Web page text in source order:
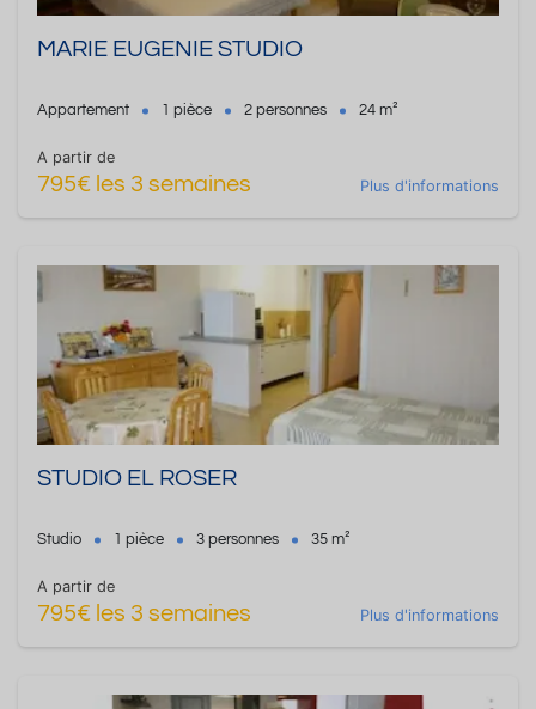
MARIE EUGENIE STUDIO
Appartement 1 pièce 2 personnes 24 m²
A partir de
795€ les 3 semaines Plus d'informations
STUDIO EL ROSER
Studio 1 pièce 3 personnes 35 m²
A partir de
795€ les 3 semaines Plus d'informations